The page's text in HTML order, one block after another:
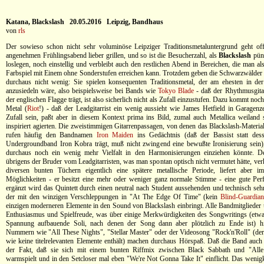
Katana, Blackslash 20.05.2016 Leipzig, Bandhaus
von rls
Der sowieso schon nicht sehr voluminöse Leipziger Traditionsmetaluntergrund geht
angenehmen Frühlingsabend lieber grillen, und so ist die Besucherzahl, alsBlackslash
loslegen, noch einstellig und verbleibt auch den restlichen Abend in Bereichen, die man
Farbspiel mit Einem ohne Sonderstufen erreichen kann. Trotzdem geben die
durchaus nicht wenig: Sie spielen konsequenten Traditionsmetal, der am ehesten in
anzusiedeln wäre, also beispielsweise bei Bands wie Tokyo Blade - daß der
der englischen Flagge trägt, ist also sicherlich nicht als Zufall einzustufen. Dazu kommt
Metal (Riot!) - daß der Leadgitarrist ein wenig aussieht wie James Hetfield in
Zufall sein, paßt aber in diesem Kontext prima ins Bild, zumal auch Metallica weiland
inspiriert agierten. Die zweistimmigen Gitarrenpassagen, von denen das Blackslash-
rufen häufig den Bandnamen Iron Maiden ins Gedächtnis (daß der Bassist statt
Undergroundband Iron Kobra trägt, muß nicht zwingend eine bewußte Ironisierung
durchaus noch ein wenig mehr Vielfalt in den Harmonisierungen einziehen könnte.
übrigens der Bruder vom Leadgitarristen, was man spontan optisch nicht vermutet hätte,
diversen bunten Tüchern eigentlich eine spätere metallische Periode, liefert aber
Möglichkeiten - er besitzt eine mehr oder weniger ganz normale Stimme - eine gute
ergänzt wird das Quintett durch einen neutral nach Student aussehenden und technisch
der mit den winzigen Verschleppungen in "At The Edge Of Time" (keinBlind-Guardian
einzigen moderneren Elemente in den Sound von Blackslash einbringt. Alle Bandmitglieder
Enthusiasmus und Spielfreude, was über einige Merkwürdigkeiten des Songwritings
Spannung aufbauende Soli, nach denen der Song dann aber plötzlich zu Ende ist)
Nummern wie "All These Nights", "Stellar Master" oder der Videosong "Rock'n'Roll"
wie keine titelrelevanten Elemente enthält) machen durchaus Hörspaß. Daß die Band
der Fakt, daß sie sich mit einem bunten Riffmix zwischen Black Sabbath und "Alle
warmspielt und in den Setcloser mal eben "We're Not Gonna Take It" einflicht. Das